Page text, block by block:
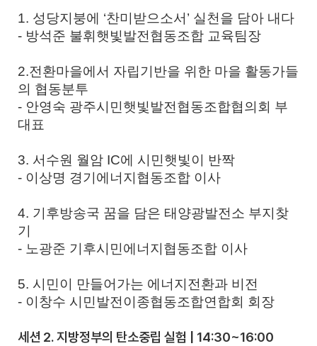
1. 성당지붕에 ‘찬미받으소서’ 실천을 담아 내다
- 방석준 불휘햇빛발전협동조합 교육팀장
2.전환마을에서 자립기반을 위한 마을 활동가들
의 협동분투
- 안영숙 광주시민햇빛발전협동조합협의회 부
대표
3. 서수원 월암 IC에 시민햇빛이 반짝
- 이상명 경기에너지협동조합 이사
4. 기후방송국 꿈을 담은 태양광발전소 부지찾
기
- 노광준 기후시민에너지협동조합 이사
5. 시민이 만들어가는 에너지전환과 비전
- 이창수 시민발전이종협동조합연합회 회장
세션 2. 지방정부의 탄소중립 실험 | 14:30~16:00